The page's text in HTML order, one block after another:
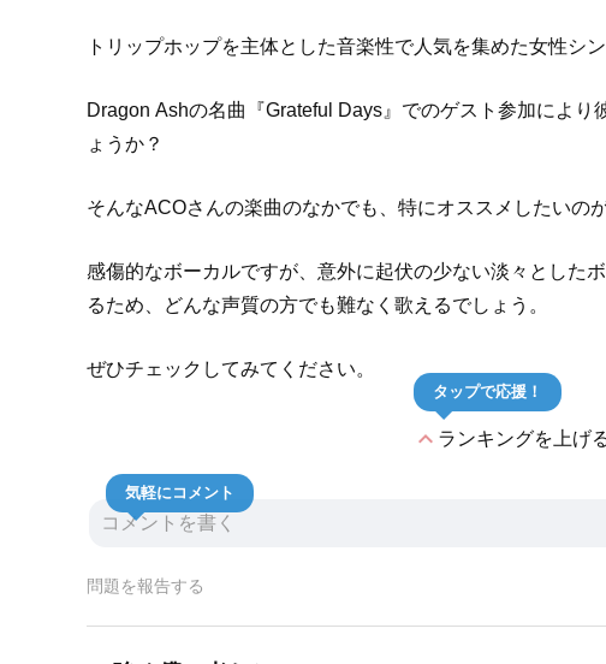
トリップホップを主体とした音楽性で人気を集めた女性シ
Dragon Ashの名曲『Grateful Days』でのゲスト参加によ
ょうか？
そんなACOさんの楽曲のなかでも、特にオススメしたいの
感傷的なボーカルですが、意外に起伏の少ない淡々とした
るため、どんな声質の方でも難なく歌えるでしょう。
ぜひチェックしてみてください。
expand_lessランキングを上げ
タップで応援！
気軽にコメント
問題を報告する